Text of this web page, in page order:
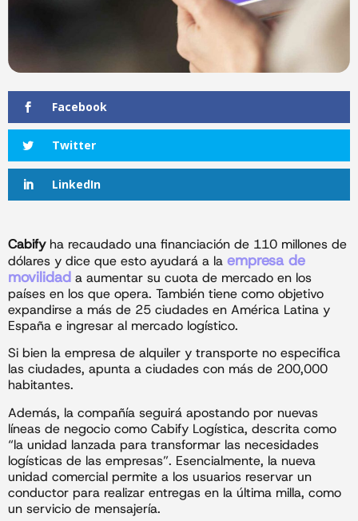
Facebook
Twitter
LinkedIn
Cabifyha recaudado una financiación de 110 millones de
dólares y dice que esto ayudará a la empresa de
movilidad a aumentar su cuota de mercado en los
países en los que opera. También tiene como objetivo
expandirse a más de 25 ciudades en América Latina y
España e ingresar al mercado logístico.
Si bien la empresa de alquiler y transporte no especifica
las ciudades, apunta a ciudades con más de 200,000
habitantes.
Además, la compañía seguirá apostando por nuevas
líneas de negocio como Cabify Logística, descrita como
“la unidad lanzada para transformar las necesidades
logísticas de las empresas”. Esencialmente, la nueva
unidad comercial permite a los usuarios reservar un
conductor para realizar entregas en la última milla, como
un servicio de mensajería.